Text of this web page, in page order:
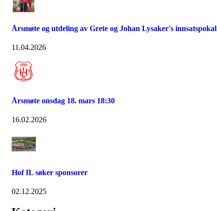
Årsmøte og utdeling av Grete og Johan Lysaker's innsatspokal
11.04.2026
Årsmøte onsdag 18. mars 18:30
16.02.2026
Hof IL søker sponsorer
02.12.2025